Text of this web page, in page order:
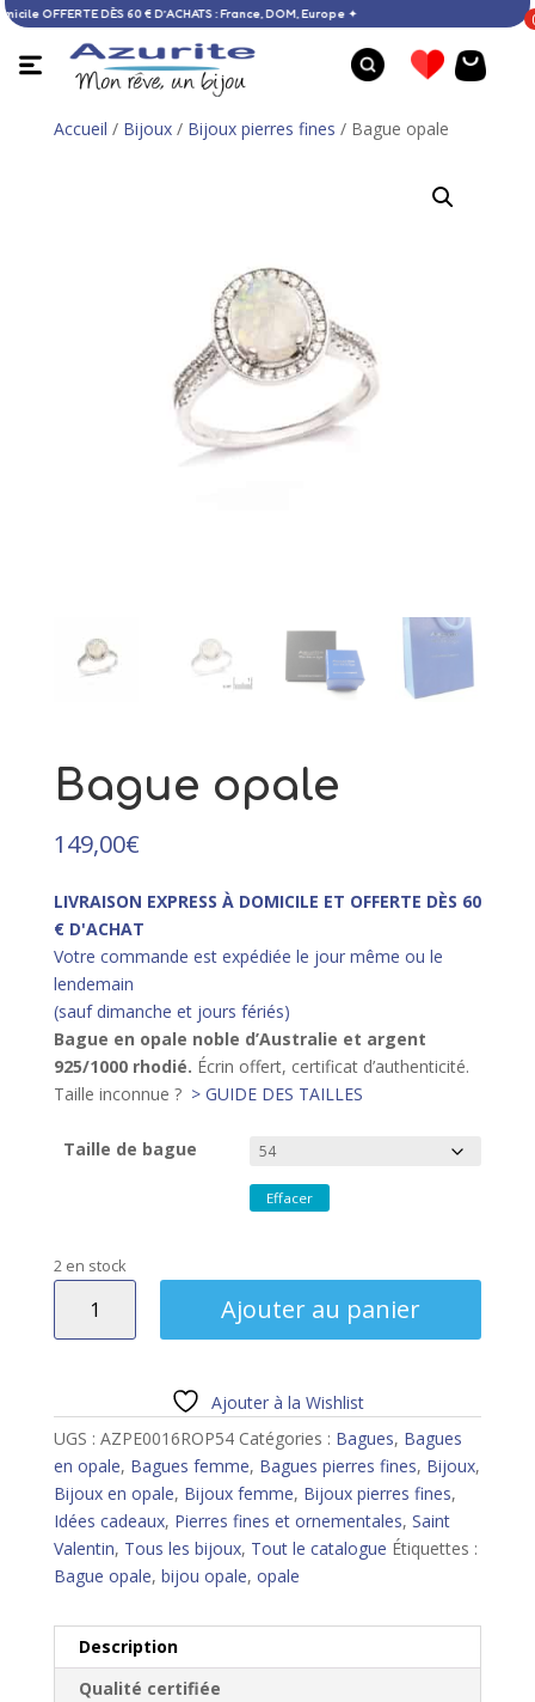
à domicile OFFERTE DÈS 60 € D’ACHATS : France, DOM, Europe ✦
Accueil / Bijoux/ Bijoux pierres fines / Bague opale
Bague opale
149,00€
LIVRAISON EXPRESS À DOMICILE ET OFFERTE DÈS 60
€ D'ACHAT
Votre commande est expédiée le jour même ou le
lendemain
(sauf dimanche et jours fériés)
Bague en opale noble d’Australie et argent
925/1000 rhodié. Écrin offert, certificat d’authenticité.
Taille inconnue ? > GUIDE DES TAILLES
Taille de bague
Effacer
2 en stock
Ajouter au panier
Ajouter à la Wishlist
UGS : AZPE0016ROP54 Catégories : Bagues, Bagues
en opale, Bagues femme, Bagues pierres fines, Bijoux,
Bijoux en opale, Bijoux femme, Bijoux pierres fines,
Idées cadeaux, Pierres fines et ornementales, Saint
Valentin, Tous les bijoux, Tout le catalogue Étiquettes :
Bague opale, bijou opale, opale
Description
Qualité certifiée